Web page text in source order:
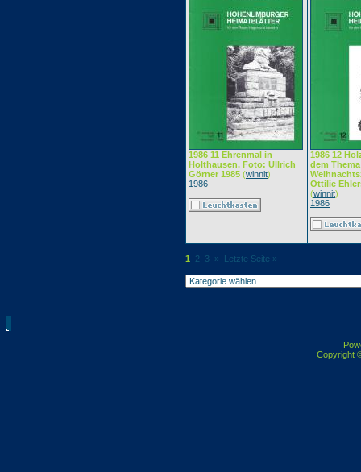
1986 11 Ehrenmal in
Holthausen. Foto: Ullrich
Görner 1985 (winnit)
1986
1986 12
dem
Ottilie
(winnit)
1986
1 2 3 » Letzte Seite »
Copyright